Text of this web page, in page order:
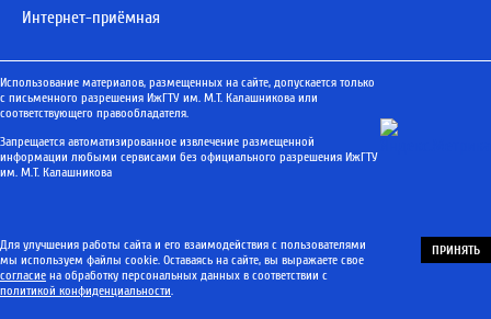
Интернет-приёмная
Использование материалов, размещенных на сайте, допускается только
с письменного разрешения ИжГТУ им. М.Т. Калашникова или
соответствующего правообладателя.
Запрещается автоматизированное извлечение размещенной
информации любыми сервисами без официального разрешения ИжГТУ
им. М.Т. Калашникова
Для улучшения работы сайта и его взаимодействия с пользователями
мы используем файлы cookie. Оставаясь на сайте, вы выражаете свое
согласие на обработку персональных данных в соответствии с
политикой конфиденциальности.
ПРИНЯТЬ